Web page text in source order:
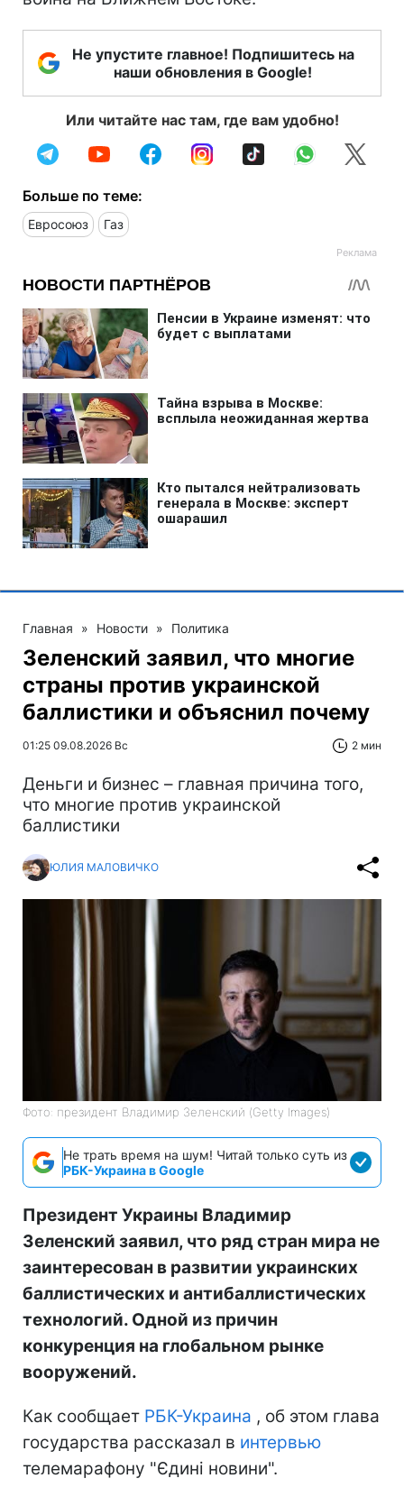
Не упустите главное! Подпишитесь на
наши обновления в Google!
Или читайте нас там, где вам удобно!
Больше по теме:
Евросоюз Газ
Главная » Новости » Политика
Зеленский заявил, что многие
страны против украинской
баллистики и объяснил почему
01:25 09.08.2026 Вс 2 мин
Деньги и бизнес – главная причина того,
что многие против украинской
баллистики
ЮЛИЯ МАЛОВИЧКО
Фото: президент Владимир Зеленский (Getty Images)
Не трать время на шум! Читай только суть из
РБК-Украина в Google
Президент Украины Владимир
Зеленский заявил, что ряд стран мира не
заинтересован в развитии украинских
баллистических и антибаллистических
технологий. Одной из причин
конкуренция на глобальном рынке
вооружений.
Как сообщает РБК-Украина , об этом глава
государства рассказал в интервью
телемарафону "Єдині новини".